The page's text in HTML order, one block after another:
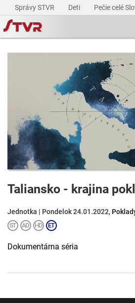
Správy STVR Deti Pečie celé
Taliansko - krajina
Jednotka | Pondelok 24.01.2022,
Dokumentárna séria